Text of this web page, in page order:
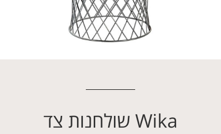
Wika שולחנות צד